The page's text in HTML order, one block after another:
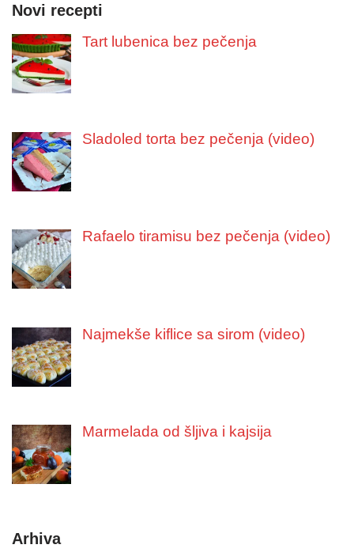
Novi recepti
Tart lubenica bez pečenja
Sladoled torta bez pečenja (video)
Rafaelo tiramisu bez pečenja (video)
Najmekše kiflice sa sirom (video)
Marmelada od šljiva i kajsija
Arhiva